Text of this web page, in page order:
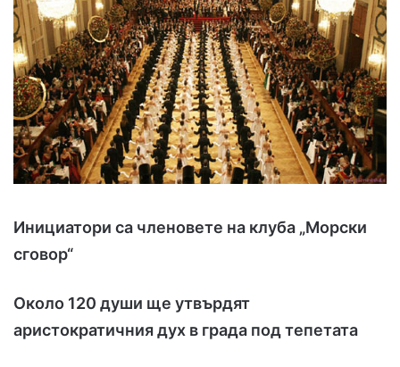
Инициатори са членовете на клуба „Морски
сговор“
Около 120 души ще утвърдят
аристократичния дух в града под тепетата